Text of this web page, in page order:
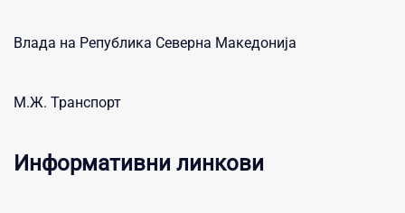
Влада на Република Северна Македонија
М.Ж. Транспорт
Информативни линкови